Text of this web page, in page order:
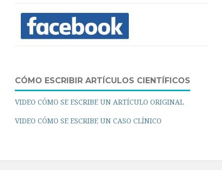
CÓMO ESCRIBIR ARTÍCULOS CIENTÍFICOS
VIDEO CÓMO SE ESCRIBE UN ARTÍCULO ORIGINAL
VIDEO CÓMO SE ESCRIBE UN CASO CLÍNICO